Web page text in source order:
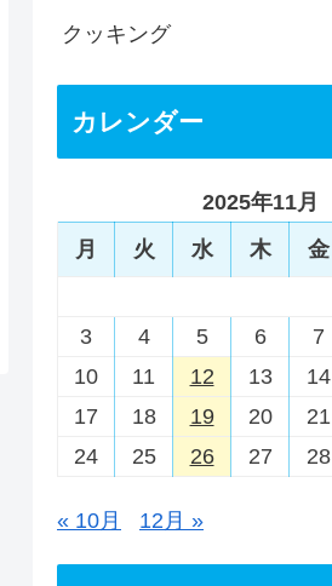
クッキング
カレンダー
2025年11月
月
火 水 木 金
3
4 5 6 7
10
11 12 13 14
17
18 19 20 21
24
25 26 27 28
« 10月 12月 »